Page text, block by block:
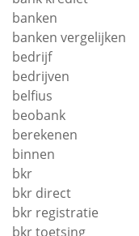
banken
banken vergelijken
bedrijf
bedrijven
belfius
beobank
berekenen
binnen
bkr
bkr direct
bkr registratie
bkr toetsing